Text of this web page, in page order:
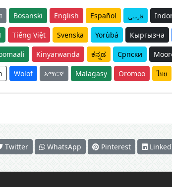
Bosanski English Español فارسی
Tiếng Việt Svenska Yorùbá Кыргызча
Kinyarwanda ಕನ್ನಡ Српски
Wolof አማርኛ Malagasy Oromoo ไทย
Twitter WhatsApp Pinterest